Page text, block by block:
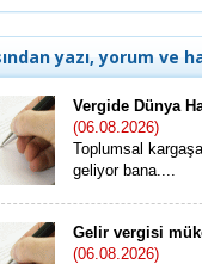
yazı, yorum ve
Vergide Dünya
(06.08.2026)
Toplumsal
geliyor bana....
Gelir vergisi
(06.08.2026)